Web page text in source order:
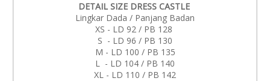
DETAIL SIZE DRESS CASTLE
Lingkar Dada / Panjang Badan
XS - LD 92 / PB 128
S - LD 96 / PB 130
M - LD 100 / PB 135
L - LD 104 / PB 140
XL - LD 110 / PB 142